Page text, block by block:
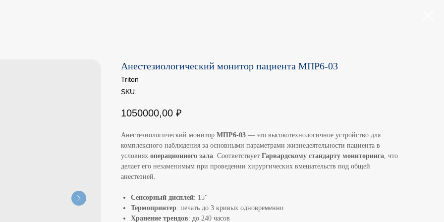
Анестезиологический монитор пациента МПР6-03
Triton
SKU:
1050000,00 ₽
Анестезиологический монитор МПР6-03 — это высокотехнологичное устройство для
комплексного наблюдения за основными параметрами жизнедеятельности пациента в
условиях операционного зала. Соответствует Гарвардскому стандарту мониторинга, что
делает его незаменимым при проведении хирургических вмешательств под общей
анестезией.
Сенсорный дисплей: 15"
Термопринтер: печать до 3 кривых одновременно
Хранение трендов: до 240 часов